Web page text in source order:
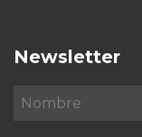
Newsletter